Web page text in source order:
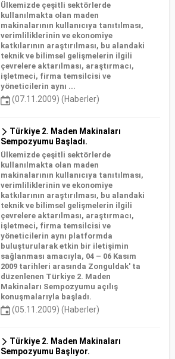
Ülkemizde çeşitli sektörlerde
kullanılmakta olan maden
makinalarının kullanıcıya tanıtılması,
verimliliklerinin ve ekonomiye
katkılarının araştırılması, bu alandaki
teknik ve bilimsel gelişmelerin ilgili
çevrelere aktarılması, araştırmacı,
işletmeci, firma temsilcisi ve
yöneticilerin aynı ...
(07.11.2009) (Haberler)
Türkiye 2. Maden Makinaları
Sempozyumu Başladı.
Ülkemizde çeşitli sektörlerde
kullanılmakta olan maden
makinalarının kullanıcıya tanıtılması,
verimliliklerinin ve ekonomiye
katkılarının araştırılması, bu alandaki
teknik ve bilimsel gelişmelerin ilgili
çevrelere aktarılması, araştırmacı,
işletmeci, firma temsilcisi ve
yöneticilerin aynı platformda
buluşturularak etkin bir iletişimin
sağlanması amacıyla, 04 – 06 Kasım
2009 tarihleri arasında Zonguldak' ta
düzenlenen Türkiye 2. Maden
Makinaları Sempozyumu açılış
konuşmalarıyla başladı.
(05.11.2009) (Haberler)
Türkiye 2. Maden Makinaları
Sempozyumu Başlıyor.